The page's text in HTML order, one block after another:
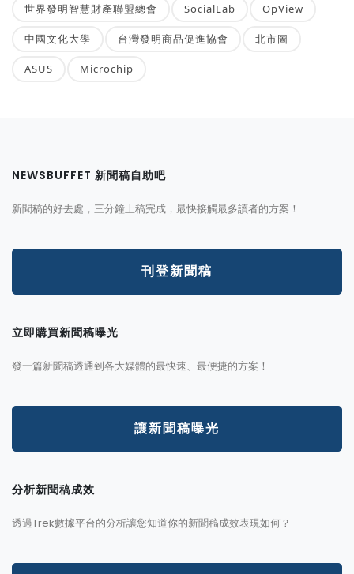
世界發明智慧財產聯盟總會 SocialLab OpView
中國文化大學 台灣發明商品促進協會 北市圖
ASUS Microchip
NEWSBUFFET 新聞稿自助吧
新聞稿的好去處，三分鐘上稿完成，最快接觸最多讀者的方案！
刊登新聞稿
立即購買新聞稿曝光
發一篇新聞稿透通到各大媒體的最快速、最便捷的方案！
讓新聞稿曝光
分析新聞稿成效
透過Trek數據平台的分析讓您知道你的新聞稿成效表現如何？